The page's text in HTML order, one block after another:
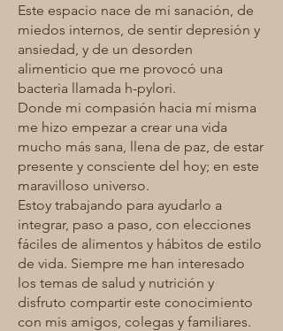
Este espacio nace de mi sanación, de
miedos internos, de sentir depresión y
ansiedad, y de un desorden
alimenticio que me provocó una
bacteria llamada h-pylori.
Donde mi compasión hacia mí misma
me hizo empezar a crear una vida
mucho más sana, llena de paz, de estar
presente y consciente del hoy; en este
maravilloso universo.
Estoy trabajando para ayudarlo a
integrar, paso a paso, con elecciones
fáciles de alimentos y hábitos de estilo
de vida. Siempre me han interesado
los temas de salud y nutrición y
disfruto compartir este conocimiento
con mis amigos, colegas y familiares.